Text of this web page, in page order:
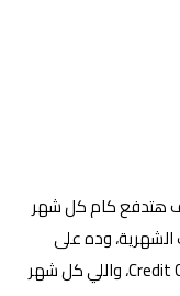
هتدفع كام كل شهر
وده على
عكس الديون المتجددة زي الكريدت كارد/Credit Card، واللي كل شهر